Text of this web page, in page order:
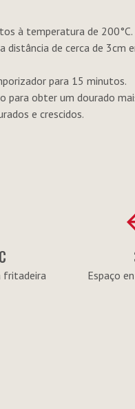
à temperatura de 200°C.
de cerca de 3cm
para 15 minutos.
para obter um dourado
e crescidos.
fritadeira Espaço